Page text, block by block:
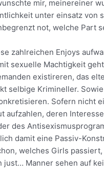
mir, meinereiner
unter einsatz von
not, welche Part
zahlreichen Enjoys
sexuelle Machtigkeit
existireren, das
selbige Krimineller.
Sofern nicht
aufzahlen, deren
des
damit eine Passiv-
welches Girls
just… Manner sehen auf